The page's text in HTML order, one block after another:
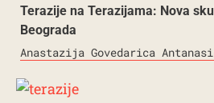
Terazije na Terazijama: Nova
Beograda
Anastazija Govedarica